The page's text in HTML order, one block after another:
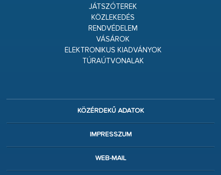
JÁTSZÓTEREK
KÖZLEKEDÉS
RENDVÉDELEM
VÁSÁROK
ELEKTRONIKUS KIADVÁNYOK
TÚRAÚTVONALAK
KÖZÉRDEKŰ ADATOK
IMPRESSZUM
WEB-MAIL